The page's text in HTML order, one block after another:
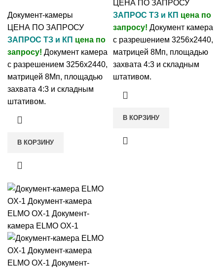
Документ-камеры
ЦЕНА ПО ЗАПРОСУ
ЗАПРОС ТЗ и КП цена по
запросу! Документ камера
с разрешением 3256x2440,
матрицей 8Мп, площадью
захвата 4:3 и складным
штативом.
В КОРЗИНУ
ЦЕНА ПО ЗАПРОСУ
ЗАПРОС ТЗ и КП цена по
запросу! Документ камера
с разрешением 3256x2440,
матрицей 8Мп, площадью
захвата 4:3 и складным
штативом.
В КОРЗИНУ